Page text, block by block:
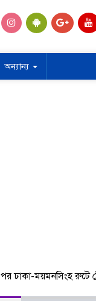
অন্যান্য
ময়মনসিংহ রুটে ট্রেন